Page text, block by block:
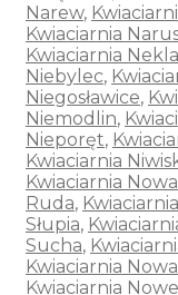
Narew,
Kwiaciarnia
Kwiaciarnia Nekla
Niebylec,
Niegosławice,
Niemodlin,
Nieporęt,
Kwiaciarnia
Kwiaciarnia
Ruda,
Słupia,
Sucha,
Kwiaciarnia
Kwiaciarnia